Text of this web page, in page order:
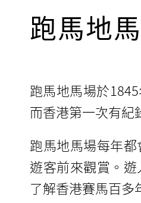
跑馬地
跑馬地馬場於
而香港第一次有紀
跑馬地馬場每年
遊客前來觀賞。
了解香港賽馬百多